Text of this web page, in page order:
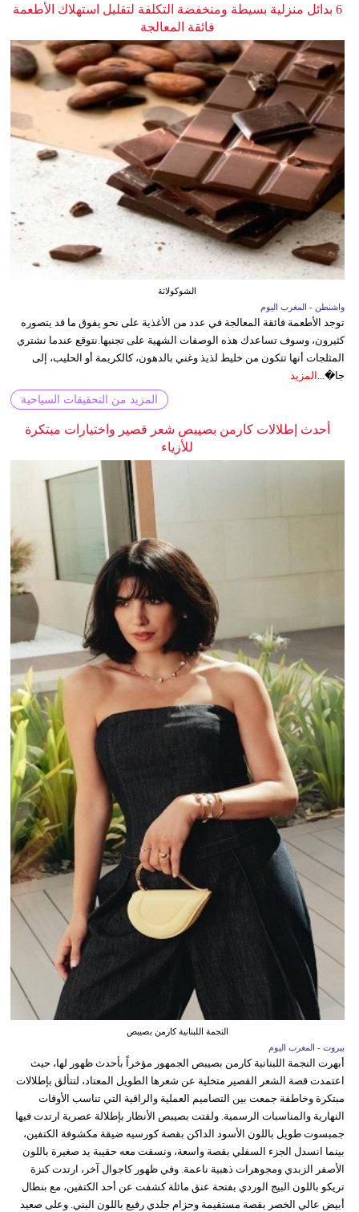
6 بدائل منزلية بسيطة ومنخفضة التكلفة لتقليل استهلاك الأطعمة
فائقة المعالجة
الشوكولاتة
واشنطن - المغرب اليوم
توجد الأطعمة فائقة المعالجة في عدد من الأغذية على نحو يفوق ما قد يتصوره
كثيرون، وسوف تساعدك هذه الوصفات الشهية على تجنبها.نتوقع عندما نشتري
المثلجات أنها تتكون من خليط لذيذ وغني بالدهون، كالكريمة أو الحليب، إلى
جا�... المزيد
المزيد من التحقيقات السياحية
أحدث إطلالات كارمن بصيبص شعر قصير واختيارات مبتكرة
للأزياء
النجمة اللبنانية كارمن بصيبص
بيروت - المغرب اليوم
أبهرت النجمة اللبنانية كارمن بصيبص الجمهور مؤخراً بأحدث ظهور لها، حيث
اعتمدت قصة الشعر القصير متخلية عن شعرها الطويل المعتاد، لتتألق بإطلالات
مبتكرة وخاطفة جمعت بين التصاميم العملية والراقية التي تناسب الأوقات
النهارية والمناسبات الرسمية. ولفتت بصيبص الأنظار بإطلالة عصرية ارتدت فيها
جمبسوت طويل باللون الأسود الداكن بقصة كورسيه ضيقة مكشوفة الكتفين،
بينما انسدل الجزء السفلي بقصة واسعة، ونسقت معه حقيبة يد صغيرة باللون
الأصفر الزبدي ومجوهرات ذهبية ناعمة. وفي ظهور كاجوال آخر، ارتدت كنزة
تريكو باللون البيج الوردي بفتحة عنق مائلة كشفت عن أحد الكتفين، مع بنطال
أبيض عالي الخصر بقصة مستقيمة وحزام جلدي رفيع باللون البني. وعلى صعيد